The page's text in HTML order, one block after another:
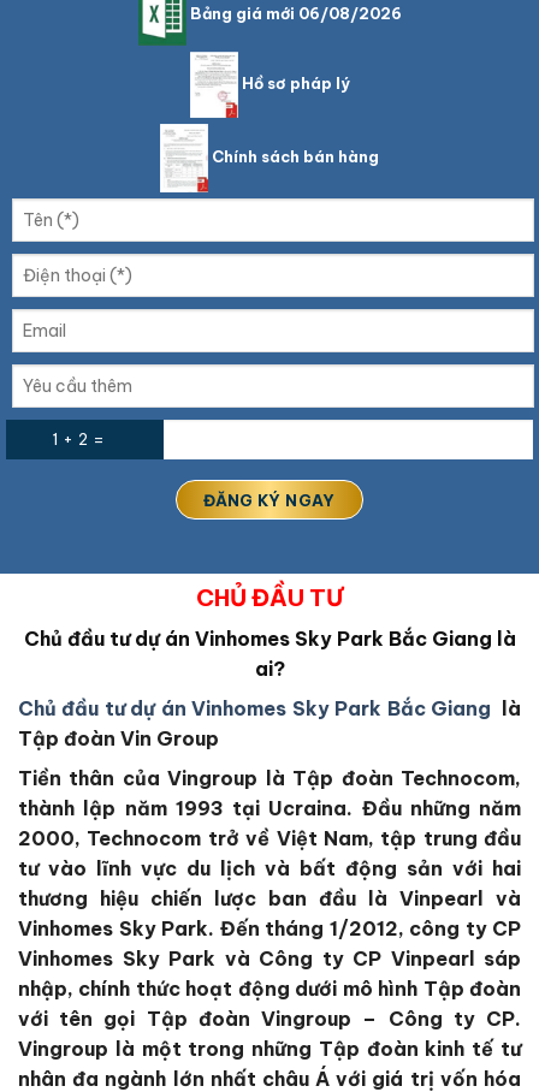
Bảng giá mới 06/08/2026
Hồ sơ pháp lý
Chính sách bán hàng
1 + 2 =
CHỦ ĐẦU TƯ
Chủ đầu tư dự án Vinhomes Sky Park Bắc Giang là
ai?
Chủ đầu tư dự án Vinhomes Sky Park Bắc Giang là
Tập đoàn Vin Group
Tiền thân của Vingroup là Tập đoàn Technocom,
thành lập năm 1993 tại Ucraina. Đầu những năm
2000, Technocom trở về Việt Nam, tập trung đầu
tư vào lĩnh vực du lịch và bất động sản với hai
thương hiệu chiến lược ban đầu là Vinpearl và
Vinhomes Sky Park. Đến tháng 1/2012, công ty CP
Vinhomes Sky Park và Công ty CP Vinpearl sáp
nhập, chính thức hoạt động dưới mô hình Tập đoàn
với tên gọi Tập đoàn Vingroup – Công ty CP.
Vingroup là một trong những Tập đoàn kinh tế tư
nhân đa ngành lớn nhất châu Á với giá trị vốn hóa